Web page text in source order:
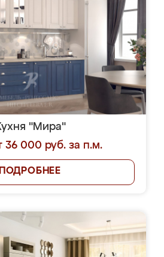
"Мира"
36 000 руб. за п.м.
ПОДРОБНЕЕ